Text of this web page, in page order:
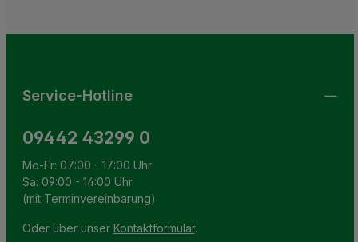
Service-Hotline
09442 43299 0
Mo-Fr: 07:00 - 17:00 Uhr
Sa: 09:00 - 14:00 Uhr
(mit Terminvereinbarung)
Oder über unser Kontaktformular.